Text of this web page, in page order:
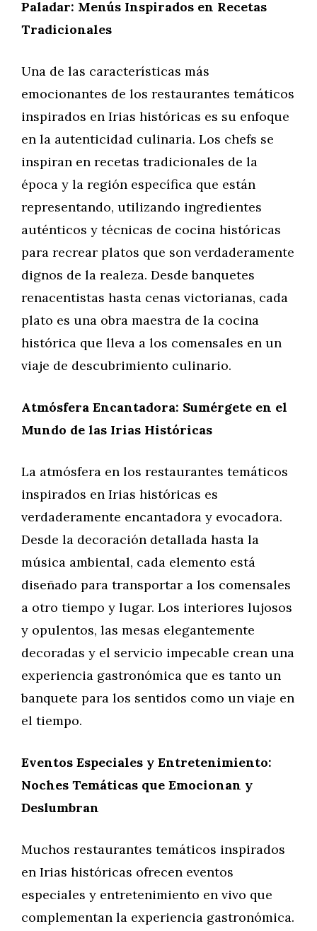
Paladar: Menús Inspirados en Recetas
Tradicionales
Una de las características más
emocionantes de los restaurantes temáticos
inspirados en Irias históricas es su enfoque
en la autenticidad culinaria. Los chefs se
inspiran en recetas tradicionales de la
época y la región específica que están
representando, utilizando ingredientes
auténticos y técnicas de cocina históricas
para recrear platos que son verdaderamente
dignos de la realeza. Desde banquetes
renacentistas hasta cenas victorianas, cada
plato es una obra maestra de la cocina
histórica que lleva a los comensales en un
viaje de descubrimiento culinario.
Atmósfera Encantadora: Sumérgete en el
Mundo de las Irias Históricas
La atmósfera en los restaurantes temáticos
inspirados en Irias históricas es
verdaderamente encantadora y evocadora.
Desde la decoración detallada hasta la
música ambiental, cada elemento está
diseñado para transportar a los comensales
a otro tiempo y lugar. Los interiores lujosos
y opulentos, las mesas elegantemente
decoradas y el servicio impecable crean una
experiencia gastronómica que es tanto un
banquete para los sentidos como un viaje en
el tiempo.
Eventos Especiales y Entretenimiento:
Noches Temáticas que Emocionan y
Deslumbran
Muchos restaurantes temáticos inspirados
en Irias históricas ofrecen eventos
especiales y entretenimiento en vivo que
complementan la experiencia gastronómica.